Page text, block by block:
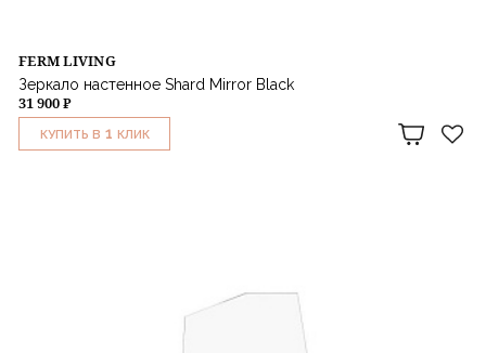
FERM LIVING
Зеркало настенное Shard Mirror Black
31 900 ₽
КУПИТЬ В 1 КЛИК